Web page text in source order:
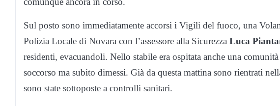
Sul posto sono immediatamente accorsi i Vigili del fuoco, una
Polizia Locale di Novara con l’assessore alla Sicurezza Luca
residenti, evacuandoli. Nello stabile era ospitata anche una
soccorso ma subito dimessi. Già da questa mattina sono rientrati
sono state sottoposte a controlli sanitari.